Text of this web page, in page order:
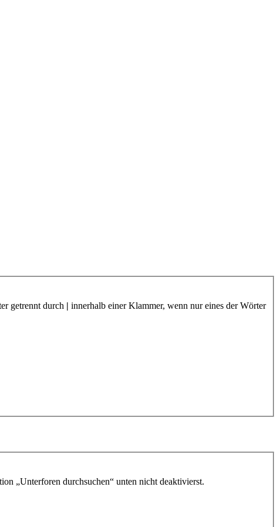
getrennt durch | innerhalb einer Klammer, wenn nur eines der Wörter
„Unterforen durchsuchen“ unten nicht deaktivierst.